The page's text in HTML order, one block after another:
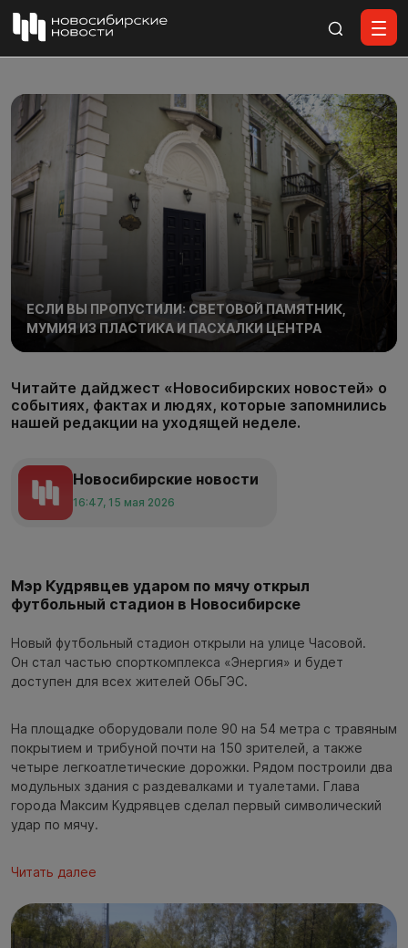
ЕСЛИ ВЫ ПРОПУСТИЛИ: СВЕТОВОЙ ПАМЯТНИК,
МУМИЯ ИЗ ПЛАСТИКА И ПАСХАЛКИ ЦЕНТРА
Читайте дайджест «Новосибирских новостей» о
событиях, фактах и людях, которые запомнились
нашей редакции на уходящей неделе.
Новосибирские новости
16:47, 15 мая 2026
Мэр Кудрявцев ударом по мячу открыл
футбольный стадион в Новосибирске
Новый футбольный стадион открыли на улице Часовой.
Он стал частью спорткомплекса «Энергия» и будет
доступен для всех жителей ОбьГЭС.
На площадке оборудовали поле 90 на 54 метра с травяным
покрытием и трибуной почти на 150 зрителей, а также
четыре легкоатлетические дорожки. Рядом построили два
модульных здания с раздевалками и туалетами. Глава
города Максим Кудрявцев сделал первый символический
удар по мячу.
Читать далее